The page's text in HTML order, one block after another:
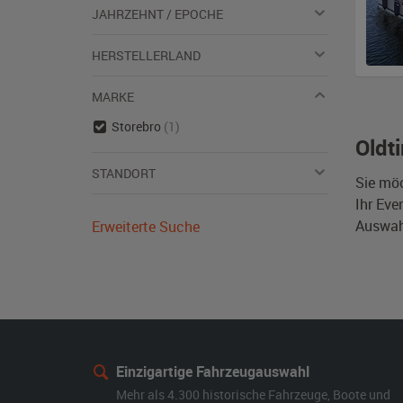
Sie
Ihr
JAHRZEHNT / EPOCHE
HERSTELLERLAND
MARKE
Storebro (1)
STANDORT
Erweiterte Suche
Einzigartige Fahrzeugauswahl
Mehr als 4.300 historische Fahrzeuge, Boote und